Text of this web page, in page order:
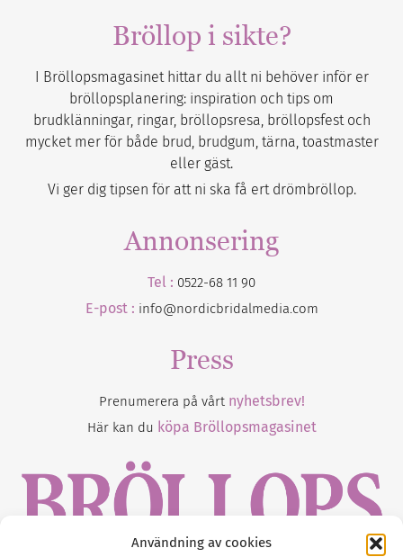
Användning av cookies
Bröllop i sikte?
I Bröllopsmagasinet hittar du allt ni behöver inför er
bröllopsplanering: inspiration och tips om
brudklänningar, ringar, bröllopsresa, bröllopsfest och
mycket mer för både brud, brudgum, tärna, toastmaster
eller gäst.
Vi ger dig tipsen för att ni ska få ert drömbröllop.
Annonsering
Tel : 0522-68 11 90
E-post : info@nordicbridalmedia.com
Press
Prenumerera på vårt nyhetsbrev!
Här kan du köpa Bröllopsmagasinet